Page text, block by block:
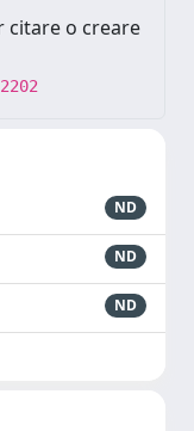
citare o creare
ND
ND
ND